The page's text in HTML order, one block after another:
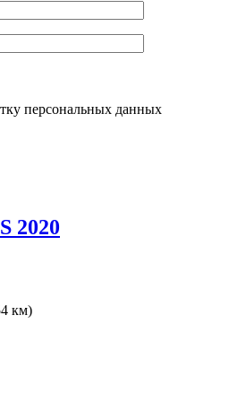
персональных данных
2020
км)